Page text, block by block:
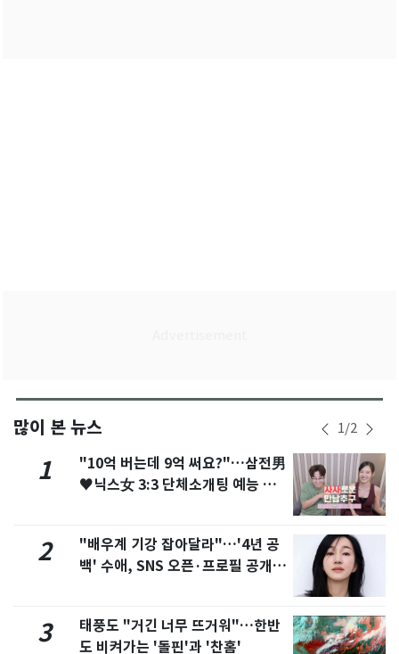
많이 본 뉴스 1/2
1
"10억 버는데 9억 써요?"…삼전男
♥닉스女 3:3 단체소개팅 예능 화
2
"배우계 기강 잡아달라"…'4년 공
백' 수애, SNS 오픈·프로필 공개
3
태풍도 "거긴 너무 뜨거워"…한반
도 비켜가는 '돌핀'과 '찬홈'